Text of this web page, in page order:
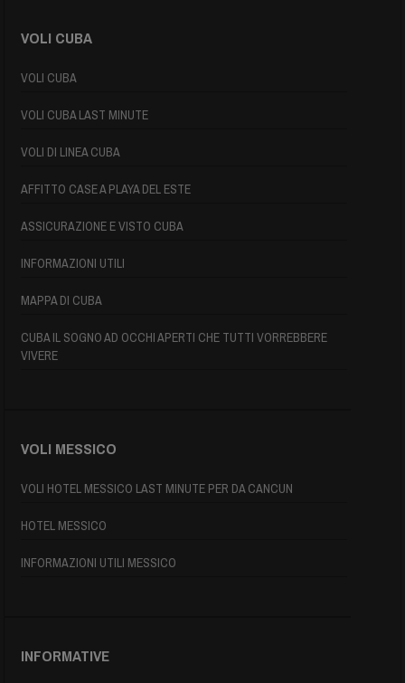
VOLI CUBA
VOLI CUBA
VOLI CUBA LAST MINUTE
VOLI DI LINEA CUBA
AFFITTO CASE A PLAYA DEL ESTE
ASSICURAZIONE E VISTO CUBA
INFORMAZIONI UTILI
MAPPA DI CUBA
CUBA IL SOGNO AD OCCHI APERTI CHE TUTTI VORREBBERE
VIVERE
VOLI MESSICO
VOLI HOTEL MESSICO LAST MINUTE PER DA CANCUN
HOTEL MESSICO
INFORMAZIONI UTILI MESSICO
INFORMATIVE